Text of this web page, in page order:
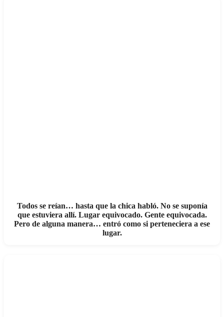
Todos se reían… hasta que la chica habló. No se suponía
que estuviera allí. Lugar equivocado. Gente equivocada.
Pero de alguna manera… entró como si perteneciera a ese
lugar.